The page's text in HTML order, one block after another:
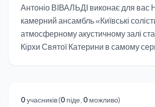
Антоніо ВІВАЛЬДІ виконає для вас
камерний ансамбль «Київські
атмосферному акустичному залі
Кірхи Святої Катерини в самому
0учасників (0 піде, 0 можливо)